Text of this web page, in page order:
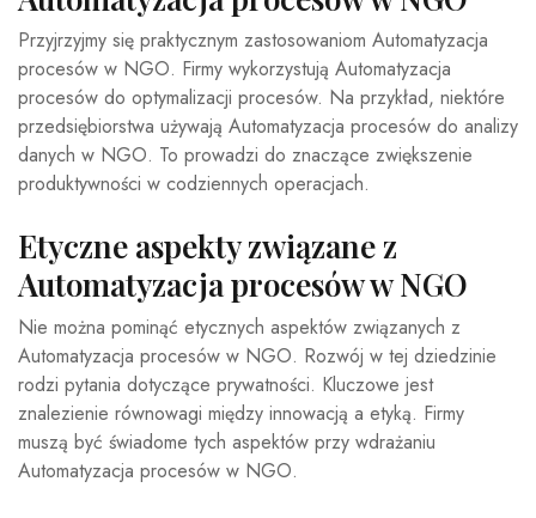
Przyjrzyjmy się praktycznym zastosowaniom Automatyzacja
procesów w NGO. Firmy wykorzystują Automatyzacja
procesów do optymalizacji procesów. Na przykład, niektóre
przedsiębiorstwa używają Automatyzacja procesów do analizy
danych w NGO. To prowadzi do znaczące zwiększenie
produktywności w codziennych operacjach.
Etyczne aspekty związane z
Automatyzacja procesów w NGO
Nie można pominąć etycznych aspektów związanych z
Automatyzacja procesów w NGO. Rozwój w tej dziedzinie
rodzi pytania dotyczące prywatności. Kluczowe jest
znalezienie równowagi między innowacją a etyką. Firmy
muszą być świadome tych aspektów przy wdrażaniu
Automatyzacja procesów w NGO.